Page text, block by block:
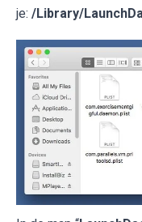
je: /Library/